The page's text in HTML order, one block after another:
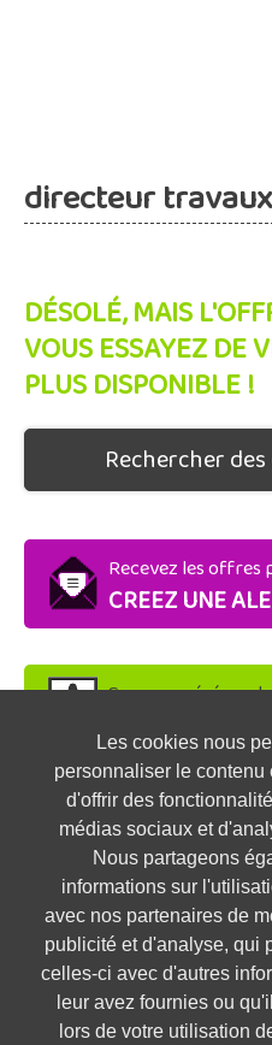
Les cookies nous
personnaliser le contenu
d'offrir des
médias sociaux et
Nous partageons
informations sur
avec nos partenaires de
publicité et d'analyse, qui
celles-ci avec d'autres
leur avez fournies ou
lors de votre utilisation
directeur
DÉSOLÉ, MAIS
VOUS ESSAYEZ DE
PLUS DISPONIBLE !
Rechercher
Recevez les offres
CREEZ UNE
Soyez repéré par
DEPOSEZ
Préparez vos
TESTEZ-VOUS
OFFRES